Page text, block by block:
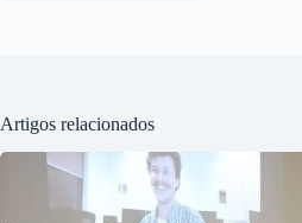
Artigos relacionados